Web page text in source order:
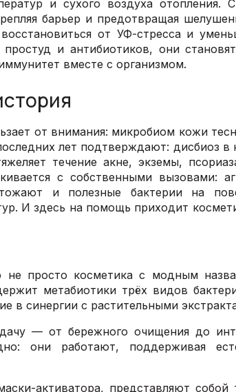
и сухого воздуха отопления.
барьер и предотвращая
от УФ-стресса и
и антибиотиков, они
вместе с организмом.
от внимания: микробиом кожи
лет подтверждают: дисбиоз в
течение акне, экземы,
с собственными вызовами:
и полезные бактерии на
И здесь на помощь приходит
просто косметика с модным
метабиотики трёх видов
в синергии с растительными
— от бережного очищения до
они работают, поддерживая
активатора, представляют собой